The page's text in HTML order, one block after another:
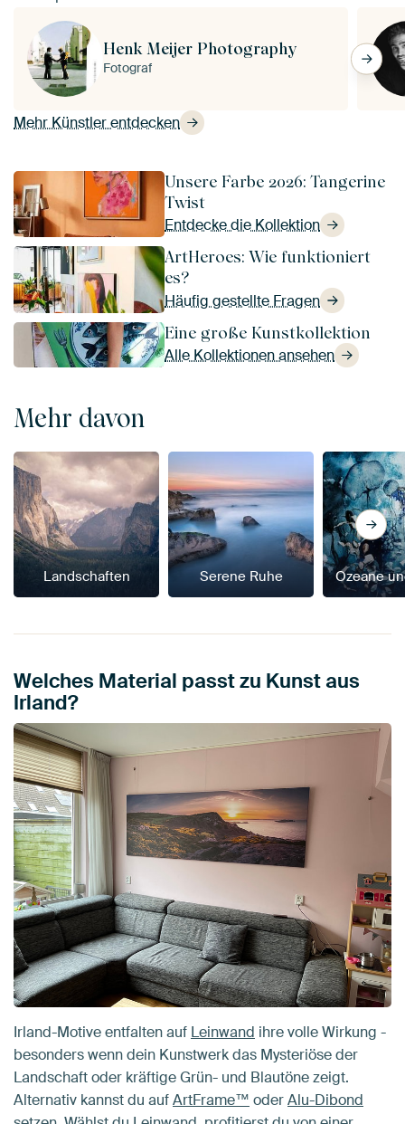
Mehr Künstler entdecken
Henk Meijer Photography
Fotograf
Unsere Farbe 2026: Tangerine
Twist
Entdecke die Kollektion
ArtHeroes: Wie funktioniert
es?
Häufig gestellte Fragen
Eine große Kunstkollektion
Alle Kollektionen ansehen
Mehr davon
Landschaften Serene Ruhe Ozeane
Welches Material passt zu Kunst aus
Irland?
Irland-Motive entfalten auf Leinwand ihre volle Wirkung -
besonders wenn dein Kunstwerk das Mysteriöse der
Landschaft oder kräftige Grün- und Blautöne zeigt.
Alternativ kannst du aufArtFrame™ oderAlu-Dibond